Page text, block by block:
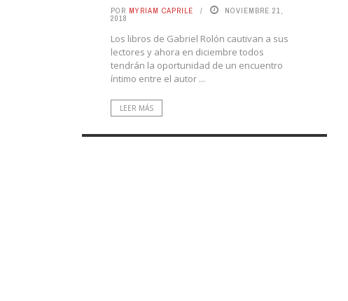
POR MYRIAM CAPRILE NOVIEMBRE 21,
2018
Los libros de Gabriel Rolón cautivan a sus
lectores y ahora en diciembre todos
tendrán la oportunidad de un encuentro
íntimo entre el autor ...
LEER MÁS